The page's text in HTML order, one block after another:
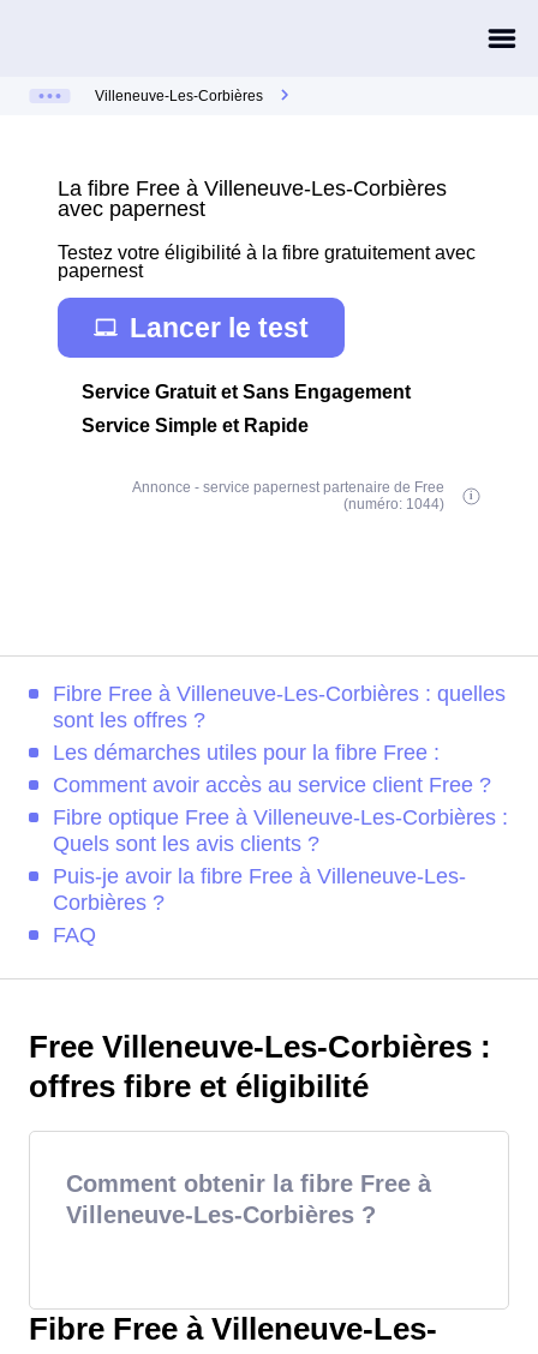
Villeneuve-Les-Corbières
La fibre Free à Villeneuve-Les-Corbières
avec papernest
Testez votre éligibilité à la fibre gratuitement avec
papernest
Lancer le test
Service Gratuit et Sans Engagement
Service Simple et Rapide
Annonce - service papernest partenaire de Free
(numéro: 1044)
Fibre Free à Villeneuve-Les-Corbières : quelles
sont les offres ?
Les démarches utiles pour la fibre Free :
Comment avoir accès au service client Free ?
Fibre optique Free à Villeneuve-Les-Corbières :
Quels sont les avis clients ?
Puis-je avoir la fibre Free à Villeneuve-Les-
Corbières ?
FAQ
Free Villeneuve-Les-Corbières :
offres fibre et éligibilité
Comment obtenir la fibre Free à
Villeneuve-Les-Corbières ?
Fibre Free à Villeneuve-Les-